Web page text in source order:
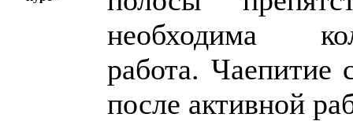
необходима
работа. Чаепитие
после активной